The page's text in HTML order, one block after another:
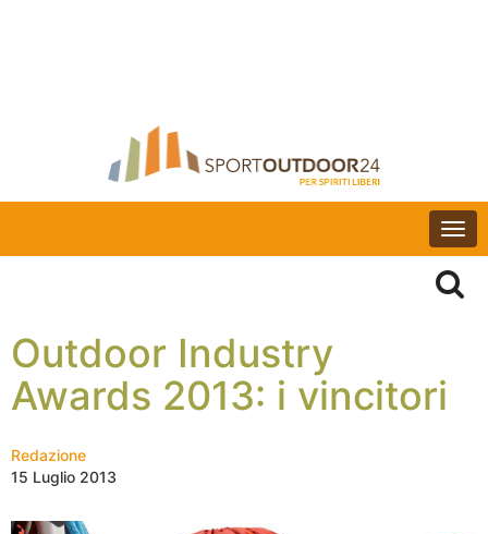
Outdoor Industry
Awards 2013: i vincitori
Redazione
15 Luglio 2013